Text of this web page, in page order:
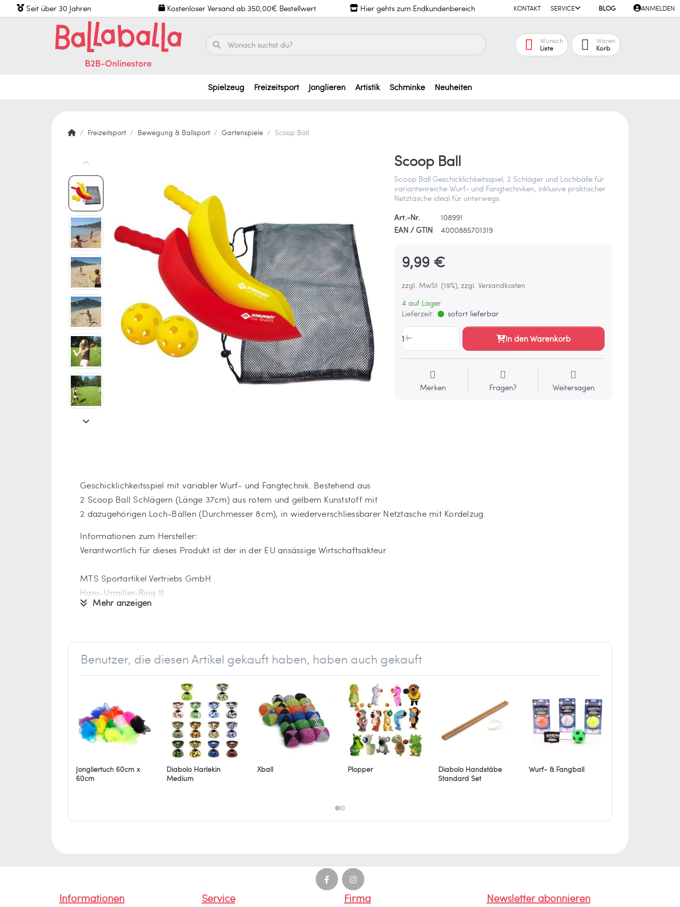
Seit über 30 Jahren Kostenloser Versand ab 350,00€ Bestellwert Hier gehts zum Endkundenbereich KONTAKT SERVICE BLOG ANMELDEN
Wunsch
Liste
Waren
Korb
Spielzeug Freizeitsport Jonglieren Artistik Schminke Neuheiten
Freizeitsport Bewegung & Ballsport Gartenspiele Scoop Ball
Scoop Ball
Scoop Ball Geschicklichkeitsspiel, 2 Schläger und Lochbälle für
variantenreiche Wurf- und Fangtechniken, inklusive praktischer
Netztasche ideal für unterwegs.
Art.-Nr.
108991
EAN / GTIN
4000885701319
9,99 €
zzgl. MwSt. (19%), zzgl. Versandkosten
4 auf Lager
Lieferzeit:
sofort lieferbar
1 In den Warenkorb
Merken Fragen? Weitersagen
Geschicklichkeitsspiel mit variabler Wurf- und Fangtechnik. Bestehend aus
2 Scoop Ball Schlägern (Länge 37cm) aus rotem und gelbem Kunststoff mit
2 dazugehörigen Loch-Bällen (Durchmesser 8cm), in wiederverschliessbarer Netztasche mit Kordelzug.
Informationen zum Hersteller:
Verantwortlich für dieses Produkt ist der in der EU ansässige Wirtschaftsakteur
MTS Sportartikel Vertriebs GmbH
Hans-Urmiller-Ring 11
82515 Wolfratshausen
Mehr anzeigen
Benutzer, die diesen Artikel gekauft haben, haben auch gekauft
Jongliertuch 60cm x
60cm
Diabolo Harlekin
Medium
Xball Plopper
Diabolo Handstäbe
Standard Set
Wurf- & Fangball
Informationen Service Firma Newsletter abonnieren